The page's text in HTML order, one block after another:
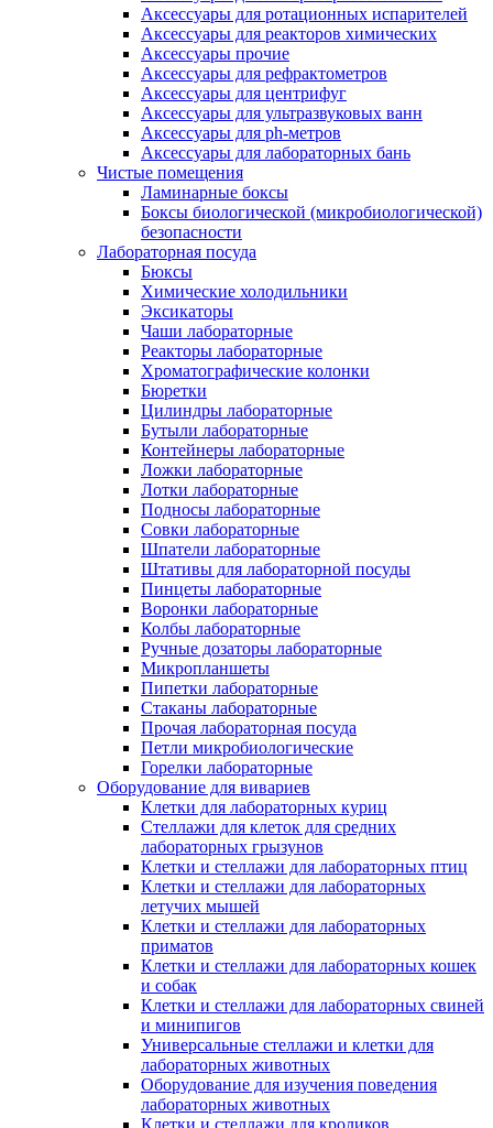
Аксессуары для ротационных испарителей
Аксессуары для реакторов химических
Аксессуары прочие
Аксессуары для рефрактометров
Аксессуары для центрифуг
Аксессуары для ультразвуковых ванн
Аксессуары для ph-метров
Аксессуары для лабораторных бань
Чистые помещения
Ламинарные боксы
Боксы биологической (микробиологической)
безопасности
Лабораторная посуда
Бюксы
Химические холодильники
Эксикаторы
Чаши лабораторные
Реакторы лабораторные
Хроматографические колонки
Бюретки
Цилиндры лабораторные
Бутыли лабораторные
Контейнеры лабораторные
Ложки лабораторные
Лотки лабораторные
Подносы лабораторные
Совки лабораторные
Шпатели лабораторные
Штативы для лабораторной посуды
Пинцеты лабораторные
Воронки лабораторные
Колбы лабораторные
Ручные дозаторы лабораторные
Микропланшеты
Пипетки лабораторные
Стаканы лабораторные
Прочая лабораторная посуда
Петли микробиологические
Горелки лабораторные
Оборудование для вивариев
Клетки для лабораторных куриц
Стеллажи для клеток для средних
лабораторных грызунов
Клетки и стеллажи для лабораторных птиц
Клетки и стеллажи для лабораторных
летучих мышей
Клетки и стеллажи для лабораторных
приматов
Клетки и стеллажи для лабораторных кошек
и собак
Клетки и стеллажи для лабораторных свиней
и минипигов
Универсальные стеллажи и клетки для
лабораторных животных
Оборудование для изучения поведения
лабораторных животных
Клетки и стеллажи для кроликов